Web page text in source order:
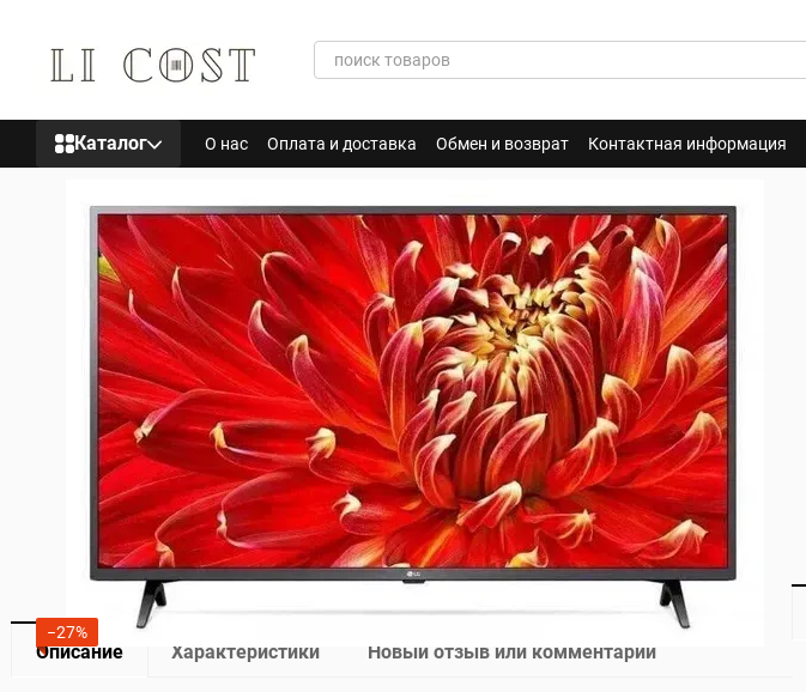
Каталог О нас Оплата и доставка Обмен и возврат Контактная информация
−27%
Описание Характеристики Новый отзыв или комментарий